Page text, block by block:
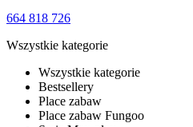
664 818 726
Wszystkie kategorie
Wszystkie kategorie
Bestsellery
Place zabaw
Place zabaw Fungoo